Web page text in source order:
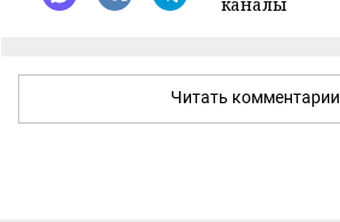
Читать комментарии